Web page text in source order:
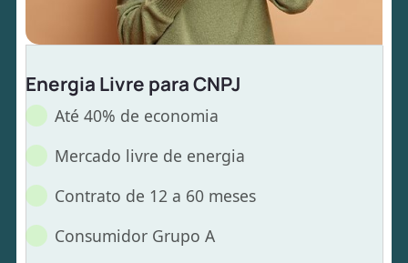
Energia Livre para CNPJ
Até 40% de economia
Mercado livre de energia
Contrato de 12 a 60 meses
Consumidor Grupo A